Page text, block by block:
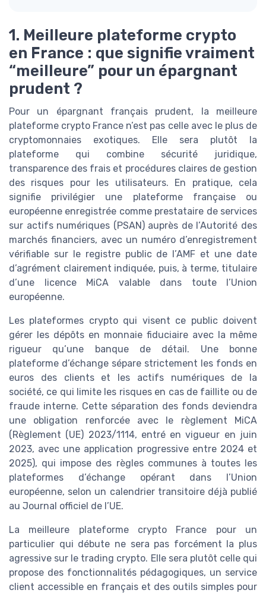
1. Meilleure plateforme crypto
en France : que signifie vraiment
“meilleure” pour un épargnant
prudent ?
Pour un épargnant français prudent, la meilleure
plateforme crypto France n’est pas celle avec le plus de
cryptomonnaies exotiques. Elle sera plutôt la
plateforme qui combine sécurité juridique,
transparence des frais et procédures claires de gestion
des risques pour les utilisateurs. En pratique, cela
signifie privilégier une plateforme française ou
européenne enregistrée comme prestataire de services
sur actifs numériques (PSAN) auprès de l’Autorité des
marchés financiers, avec un numéro d’enregistrement
vérifiable sur le registre public de l’AMF et une date
d’agrément clairement indiquée, puis, à terme, titulaire
d’une licence MiCA valable dans toute l’Union
européenne.
Les plateformes crypto qui visent ce public doivent
gérer les dépôts en monnaie fiduciaire avec la même
rigueur qu’une banque de détail. Une bonne
plateforme d’échange sépare strictement les fonds en
euros des clients et les actifs numériques de la
société, ce qui limite les risques en cas de faillite ou de
fraude interne. Cette séparation des fonds deviendra
une obligation renforcée avec le règlement MiCA
(Règlement (UE) 2023/1114, entré en vigueur en juin
2023, avec une application progressive entre 2024 et
2025), qui impose des règles communes à toutes les
plateformes d’échange opérant dans l’Union
européenne, selon un calendrier transitoire déjà publié
au Journal officiel de l’UE.
La meilleure plateforme crypto France pour un
particulier qui débute ne sera pas forcément la plus
agressive sur le trading crypto. Elle sera plutôt celle qui
propose des fonctionnalités pédagogiques, un service
client accessible en français et des outils simples pour